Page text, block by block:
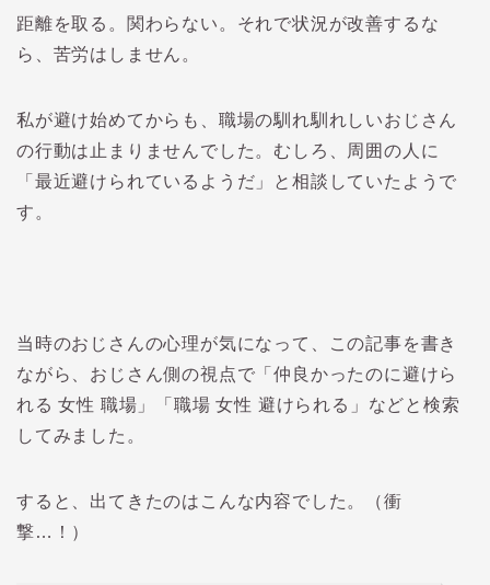
距離を取る。関わらない。それで状況が改善するな
ら、苦労はしません。
私が避け始めてからも、職場の馴れ馴れしいおじさん
の行動は止まりませんでした。むしろ、周囲の人に
「最近避けられているようだ」と相談していたようで
す。
当時のおじさんの心理が気になって、この記事を書き
ながら、おじさん側の視点で「仲良かったのに避けら
れる 女性 職場」「職場 女性 避けられる」などと検索
してみました。
すると、出てきたのはこんな内容でした。（衝
撃…！）